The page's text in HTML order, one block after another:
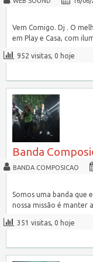
Vem Comigo. Dj . O
em Play e Casa, com
952 visitas, 0 hoje
Banda
BANDA COMPOSICAO
Somos uma banda que
nossa missão é manter
351 visitas, 0 hoje